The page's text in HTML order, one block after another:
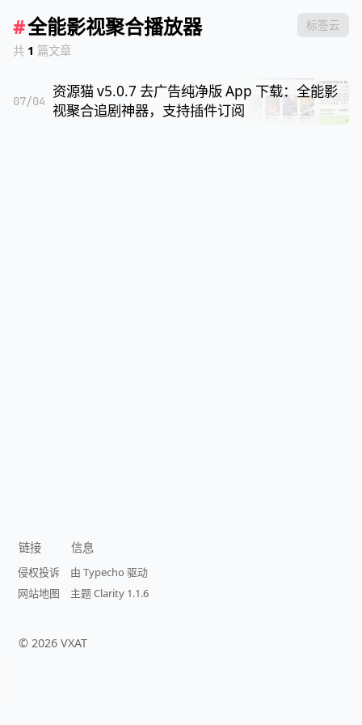
标签云
#全能影视聚合播放器
共 1 篇文章
07/04
资源猫 v5.0.7 去广告纯净版 App 下载：全能影
视聚合追剧神器，支持插件订阅
链接
侵权投诉
网站地图
信息
由 Typecho 驱动
主题 Clarity 1.1.6
© 2026 VXAT